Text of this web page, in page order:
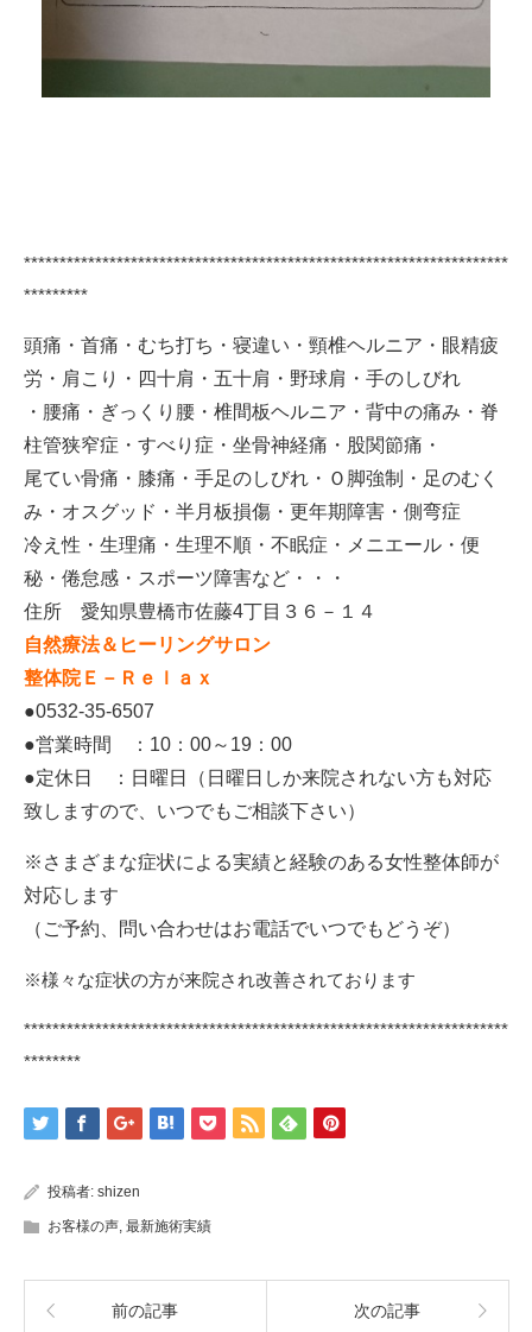
********************************************************************
*********
頭痛・首痛・むち打ち・寝違い・頸椎ヘルニア・眼精疲
労・肩こり・四十肩・五十肩・野球肩・手のしびれ
・腰痛・ぎっくり腰・椎間板ヘルニア・背中の痛み・脊
柱管狭窄症・すべり症・坐骨神経痛・股関節痛・
尾てい骨痛・膝痛・手足のしびれ・Ｏ脚強制・足のむく
み・オスグッド・半月板損傷・更年期障害・側弯症
冷え性・生理痛・生理不順・不眠症・メニエール・便
秘・倦怠感・スポーツ障害など・・・
住所 愛知県豊橋市佐藤4丁目３６－１４
自然療法＆ヒーリングサロン
整体院Ｅ－Ｒｅｌａｘ
●0532-35-6507
●営業時間 ：10：00～19：00
●定休日 ：日曜日（日曜日しか来院されない方も対応
致しますので、いつでもご相談下さい）
※さまざまな症状による実績と経験のある女性整体師が
対応します
（ご予約、問い合わせはお電話でいつでもどうぞ）
※様々な症状の方が来院され改善されております
********************************************************************
********
投稿者: shizen
お客様の声 最新施術実績
前の記事 次の記事